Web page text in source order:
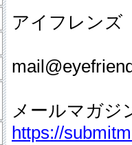
アイフレン
メールマガジ
https://